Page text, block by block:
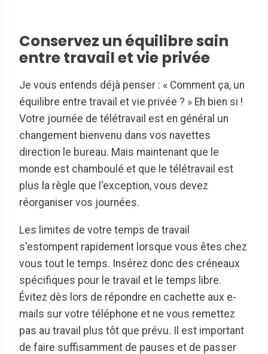
Conservez un équilibre sain
entre travail et vie privée
Je vous entends déjà penser : « Comment ça, un
équilibre entre travail et vie privée ? » Eh bien si !
Votre journée de télétravail est en général un
changement bienvenu dans vos navettes
direction le bureau. Mais maintenant que le
monde est chamboulé et que le télétravail est
plus la règle que l'exception, vous devez
réorganiser vos journées.
Les limites de votre temps de travail
s'estompent rapidement lorsque vous êtes chez
vous tout le temps. Insérez donc des créneaux
spécifiques pour le travail et le temps libre.
Évitez dès lors de répondre en cachette aux e-
mails sur votre téléphone et ne vous remettez
pas au travail plus tôt que prévu. Il est important
de faire suffisamment de pauses et de passer